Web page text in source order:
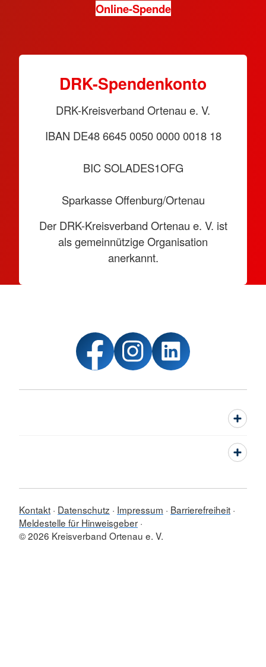
Online-Spende
DRK-Spendenkonto
DRK-Kreisverband Ortenau e. V.
IBAN DE48 6645 0050 0000 0018 18
BIC SOLADES1OFG
Sparkasse Offenburg/Ortenau
Der DRK-Kreisverband Ortenau e. V. ist
als gemeinnützige Organisation
anerkannt.
Kontakt Datenschutz Impressum
Barrierefreiheit
Meldestelle für Hinweisgeber
© 2026 Kreisverband Ortenau e. V.